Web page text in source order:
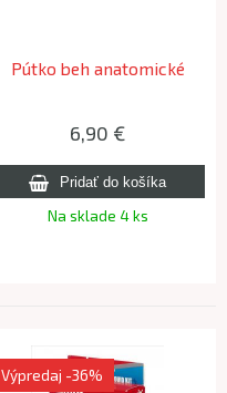
Pútko beh anatomické
6,90 €
Na sklade 4 ks
Výpredaj -36%